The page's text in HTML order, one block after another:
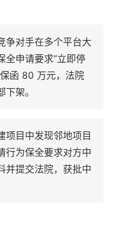
争对手在多个平台大
全申请要求“立即停
函 80 万元，法院
架。
项目中发现邻地项目
行为保全要求对方中
并提交法院，获批中